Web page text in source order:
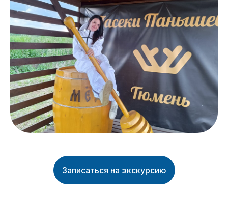
Записаться на экскурсию